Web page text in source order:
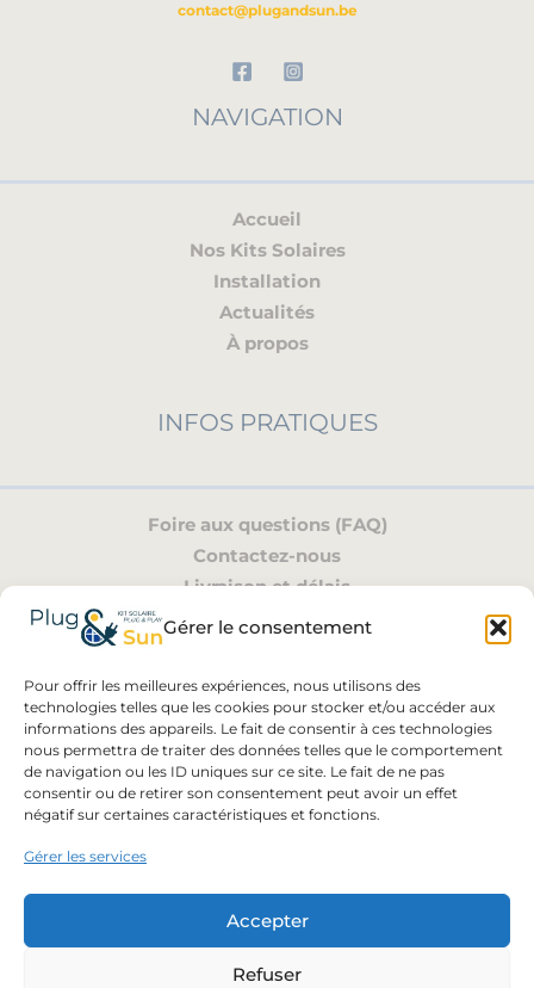
Gérer le consentement
Pour offrir les meilleures expériences, nous utilisons des
technologies telles que les cookies pour stocker et/ou accéder aux
informations des appareils. Le fait de consentir à ces technologies
nous permettra de traiter des données telles que le comportement
de navigation ou les ID uniques sur ce site. Le fait de ne pas
consentir ou de retirer son consentement peut avoir un effet
négatif sur certaines caractéristiques et fonctions.
Gérer les services
Accepter
Refuser
contact@plugandsun.be
NAVIGATION
Accueil
Nos Kits Solaires
Installation
Actualités
À propos
INFOS PRATIQUES
Foire aux questions (FAQ)
Contactez-nous
Livraison et délais
Mon compte
NOTRE EXPERTISE
- Conformité Synergrid C10/26
- Spécialiste Plug-and-Play
pour votre projet